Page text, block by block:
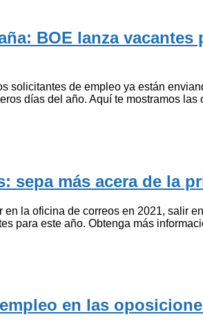
BOE lanza
solicitantes de empleo ya están
días del año. Aquí te mostramos
sepa más acera de la
en la oficina de correos en 2021, salir
para este año. Obtenga más
en las